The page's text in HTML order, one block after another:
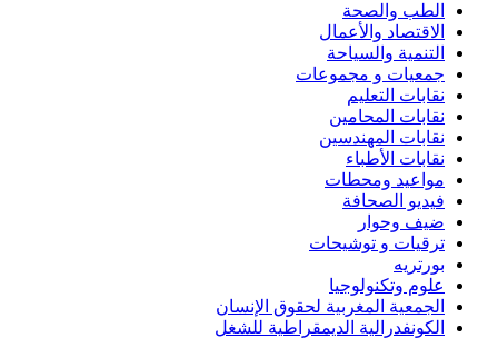
الطب والصحة
الاقتصاد والأعمال
التنمية والسياحة
جمعيات و مجموعات
نقابات التعليم
نقابات المحامين
نقابات المهندسين
نقابات الأطباء
مواعيد ومحطات
فيديو الصحافة
ضيف وحوار
ترقيات و توشيحات
بورتريه
علوم وتكنولوجيا
الجمعية المغربية لحقوق الإنسان
الكونفدرالية الديمقراطية للشغل